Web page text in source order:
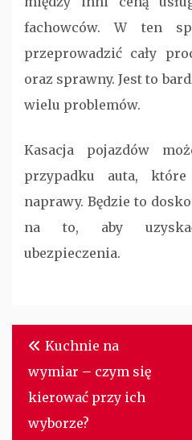
fachowców. W ten
przeprowadzić cały
oraz sprawny. Jest to
wielu problemów.
Kasacja pojazdów
przypadku auta,
naprawy. Będzie to
na to, aby
ubezpieczenia.
Nawigacja
wpisu
Kuchnie na
wymiar – czym się
kierować przy ich
wyborze?